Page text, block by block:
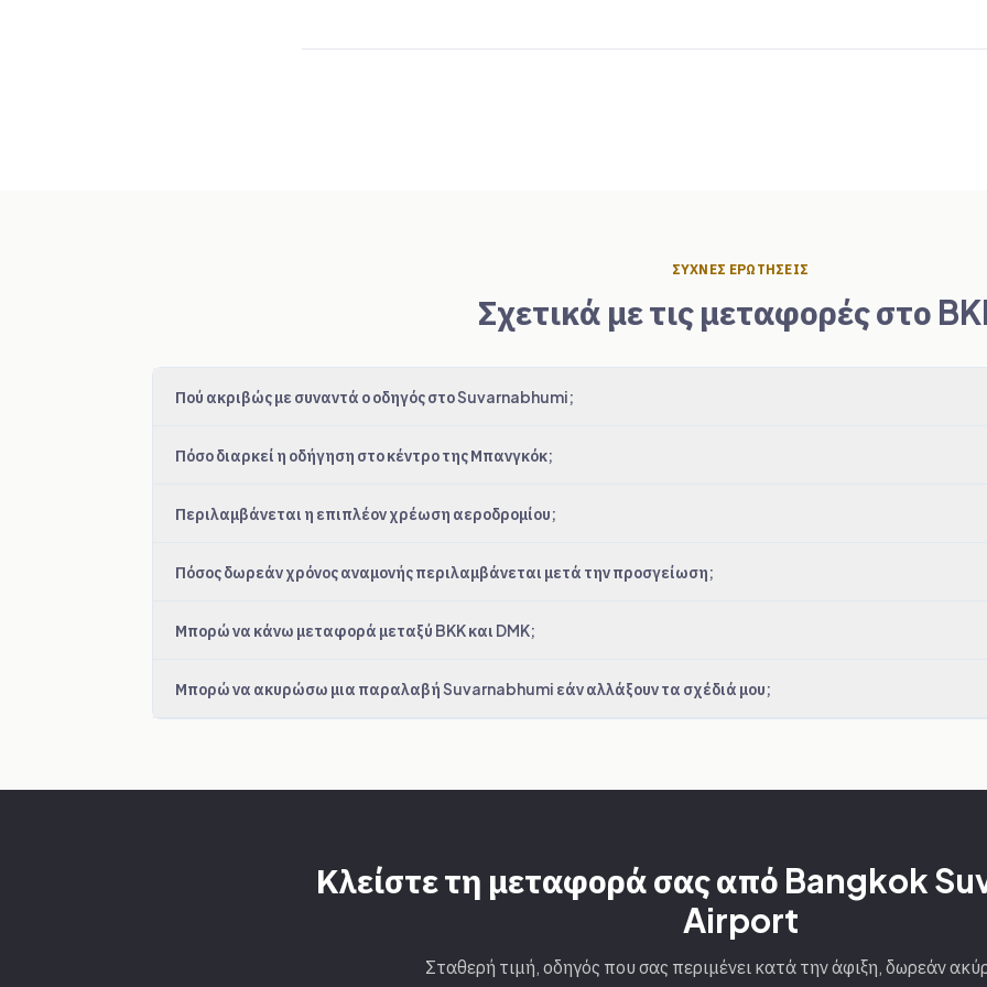
ΣΥΧΝΈΣ ΕΡΩΤΉΣΕΙΣ
Σχετικά με τις μεταφορές στο
Πού ακριβώς με συναντά ο οδηγός στο Suvarnabhumi;
Πόσο διαρκεί η οδήγηση στο κέντρο της Μπανγκόκ;
Περιλαμβάνεται η επιπλέον χρέωση αεροδρομίου;
Πόσος δωρεάν χρόνος αναμονής περιλαμβάνεται μετά την προσγείωση;
Μπορώ να κάνω μεταφορά μεταξύ BKK και DMK;
Μπορώ να ακυρώσω μια παραλαβή Suvarnabhumi εάν αλλάξουν τα σχέδιά μου;
Κλείστε τη μεταφορά σας από Bangkok
Airport
Σταθερή τιμή, οδηγός που σας περιμένει κατά την άφιξη, δωρεάν